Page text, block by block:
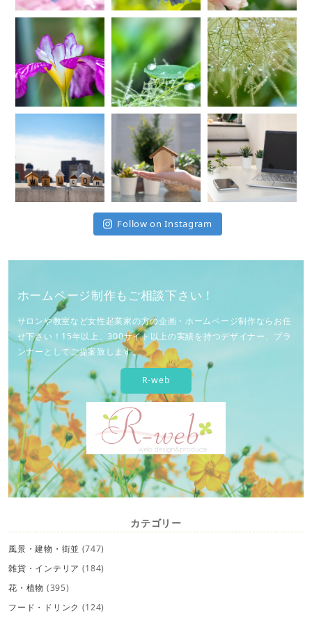
Follow on Instagram
ホームページ制作もご相談下さい！
サロンや教室など女性起業家の方の企画・ホームページ制作ならお任
せ下さい！15年以上、300サイト以上の実績を持つデザイナー、プラ
ンナーとしてご提案致します。
R-web
カテゴリー
風景・建物・街並 (747)
雑貨・インテリア (184)
花・植物 (395)
フード・ドリンク (124)